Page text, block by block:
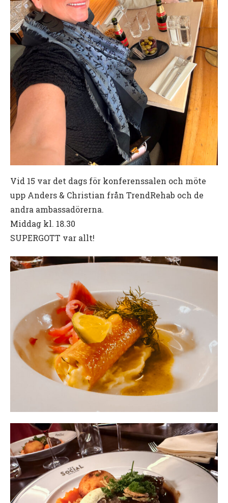
Vid 15 var det dags för konferenssalen och möte
upp Anders & Christian från TrendRehab och de
andra ambassadörerna.
Middag kl. 18.30
SUPERGOTT var allt!